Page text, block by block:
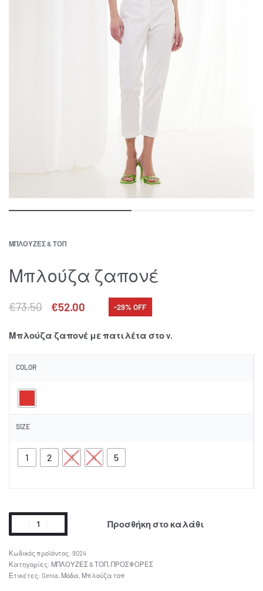
ΜΠΛΟΥΖΕΣ & ΤΟΠ
Μπλούζα ζαπονέ
€73.50 €52.00 -29% OFF
Μπλούζα ζαπονέ με πατιλέτα στο v.
COLOR
SIZE
1 2 3 4 5
Προσθήκη στο καλάθι
9024
Κατηγορίες: ΜΠΛΟΥΖΕΣ & ΤΟΠ, ΠΡΟΣΦΟΡΕΣ
Ετικέτες: Genia, Μόδα, Μπλούζα τοπ